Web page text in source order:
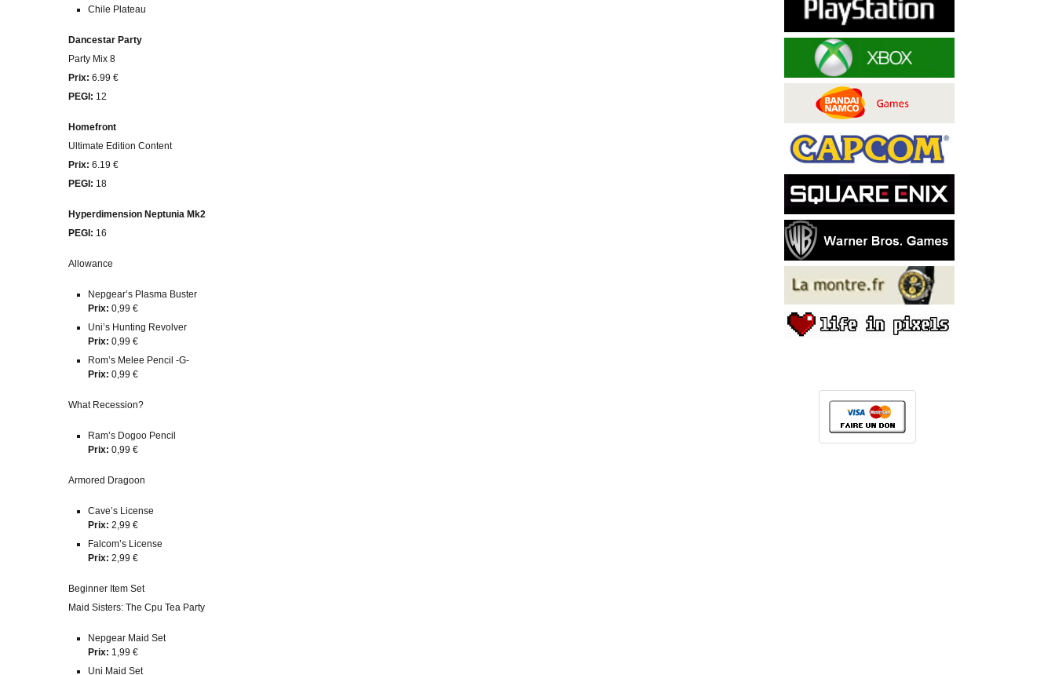
Chile Plateau
Dancestar Party
Party Mix 8
Prix: 6.99 €
PEGI: 12
Homefront
Ultimate Edition Content
Prix: 6.19 €
PEGI: 18
Hyperdimension Neptunia Mk2
PEGI: 16
Allowance
Nepgear’s Plasma Buster
Prix: 0,99 €
Uni’s Hunting Revolver
Prix: 0,99 €
Rom’s Melee Pencil -G-
Prix: 0,99 €
What Recession?
Ram’s Dogoo Pencil
Prix: 0,99 €
Armored Dragoon
Cave’s License
Prix: 2,99 €
Falcom’s License
Prix: 2,99 €
Beginner Item Set
Maid Sisters: The Cpu Tea Party
Nepgear Maid Set
Prix: 1,99 €
Uni Maid Set